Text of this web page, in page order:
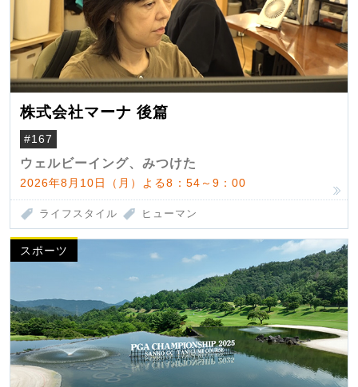
株式会社マーナ 後篇
#167
ウェルビーイング、みつけた
2026年8月10日（月）よる8：54～9：00
ライフスタイル ヒューマン
スポーツ